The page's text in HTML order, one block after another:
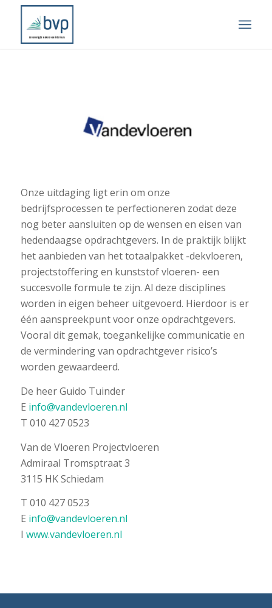
Onze uitdaging ligt erin om onze
bedrijfsprocessen te perfectioneren zodat deze
nog beter aansluiten op de wensen en eisen van
hedendaagse opdrachtgevers. In de praktijk blijkt
het aanbieden van het totaalpakket -dekvloeren,
projectstoffering en kunststof vloeren- een
succesvolle formule te zijn. Al deze disciplines
worden in eigen beheer uitgevoerd. Hierdoor is er
één aanspreekpunt voor onze opdrachtgevers.
Vooral dit gemak, toegankelijke communicatie en
de vermindering van opdrachtgever risico’s
worden gewaardeerd.
De heer Guido Tuinder
E info@vandevloeren.nl
T 010 427 0523
Van de Vloeren Projectvloeren
Admiraal Tromsptraat 3
3115 HK Schiedam
T 010 427 0523
E info@vandevloeren.nl
I www.vandevloeren.nl